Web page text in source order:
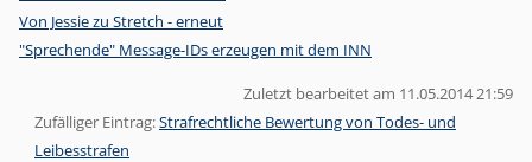
Von Jessie zu Stretch - erneut
"Sprechende" Message-IDs erzeugen mit dem INN
Zuletzt bearbeitet am 11.05.2014 21:59
Zufälliger Eintrag:Strafrechtliche Bewertung von Todes- und
Leibesstrafen